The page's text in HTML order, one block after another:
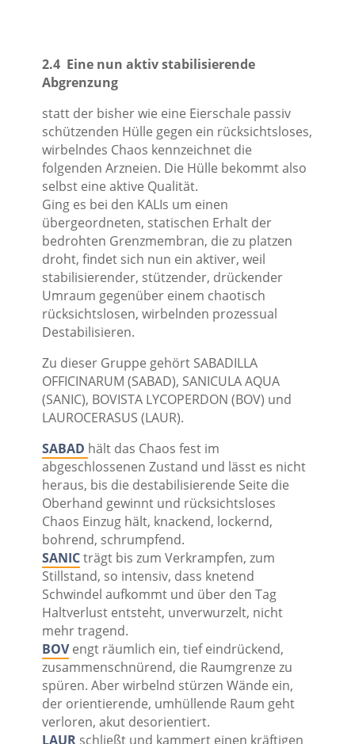
2.4 Eine nun aktiv stabilisierende
Abgrenzung
statt der bisher wie eine Eierschale passiv
schützenden Hülle gegen ein rücksichtsloses,
wirbelndes Chaos kennzeichnet die
folgenden Arzneien. Die Hülle bekommt also
selbst eine aktive Qualität.
Ging es bei den KALIs um einen
übergeordneten, statischen Erhalt der
bedrohten Grenzmembran, die zu platzen
droht, findet sich nun ein aktiver, weil
stabilisierender, stützender, drückender
Umraum gegenüber einem chaotisch
rücksichtslosen, wirbelnden prozessual
Destabilisieren.
Zu dieser Gruppe gehört SABADILLA
OFFICINARUM (SABAD), SANICULA AQUA
(SANIC), BOVISTA LYCOPERDON (BOV) und
LAUROCERASUS (LAUR).
SABAD hält das Chaos fest im
abgeschlossenen Zustand und lässt es nicht
heraus, bis die destabilisierende Seite die
Oberhand gewinnt und rücksichtsloses
Chaos Einzug hält, knackend, lockernd,
bohrend, schrumpfend.
SANICträgt bis zum Verkrampfen, zum
Stillstand, so intensiv, dass knetend
Schwindel aufkommt und über den Tag
Haltverlust entsteht, unverwurzelt, nicht
mehr tragend.
BOVengt räumlich ein, tief eindrückend,
zusammenschnürend, die Raumgrenze zu
spüren. Aber wirbelnd stürzen Wände ein,
der orientierende, umhüllende Raum geht
verloren, akut desorientiert.
LAUR schließt und kammert einen kräftigen